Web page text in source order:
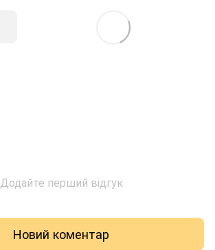
Додайте перший відгук
Новий коментар